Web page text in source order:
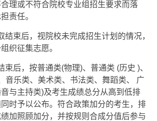
理或不符合院校专业组招生要求而落
责任。
束后，视院校未完成招生计划的情况，
织征集志愿。
后，按普通类(物理)、普通类 (历史 )、
音乐类、美术类、书法类、舞蹈类、 广
与主持类)及考生成绩总分从高到低排
时予以公布。符合政策加分的考生，排
加照顾加分，并按规则合成分值后参与